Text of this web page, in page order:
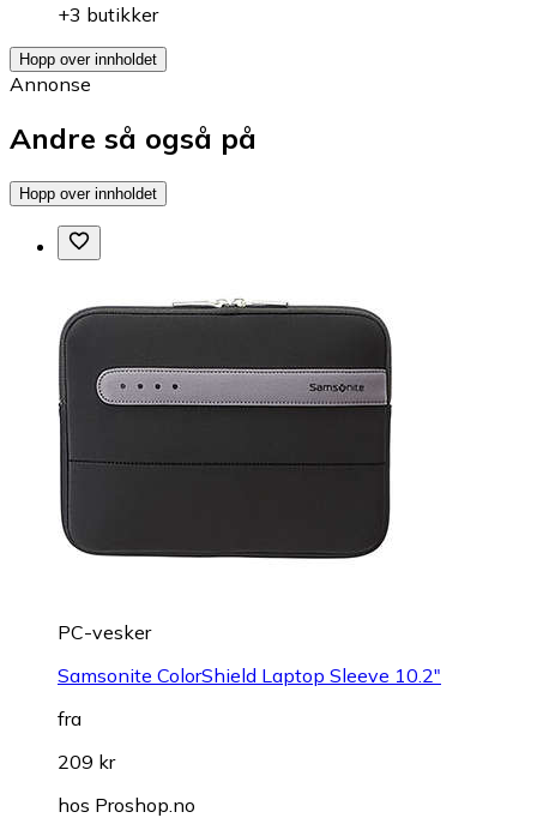
+3 butikker
Hopp over innholdet
Annonse
Andre så også på
Hopp over innholdet
PC-vesker
Samsonite ColorShield Laptop Sleeve 10.2"
fra
209 kr
hos Proshop.no